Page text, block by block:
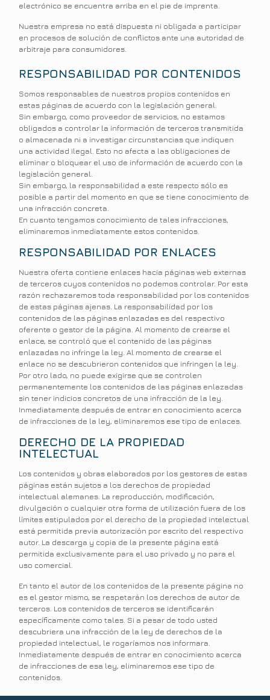
electrónico se encuentra arriba en el pie de imprenta.
Nuestra empresa no está dispuesta ni obligada a participar
en procesos de solución de conflictos ante una autoridad de
arbitraje para consumidores.
RESPONSABILIDAD POR CONTENIDOS
Somos responsables de nuestros propios contenidos en
estas páginas de acuerdo con la legislación general.
Sin embargo, como proveedor de servicios, no estamos
obligados a controlar la información de terceros transmitida
o almacenada ni a investigar circunstancias que indiquen
una actividad ilegal. Esto no afecta a las obligaciones de
eliminar o bloquear el uso de información de acuerdo con la
legislación general.
Sin embargo, la responsabilidad a este respecto sólo es
posible a partir del momento en que se tiene conocimiento de
una infracción concreta.
En cuanto tengamos conocimiento de tales infracciones,
eliminaremos inmediatamente estos contenidos.
RESPONSABILIDAD POR ENLACES
Nuestra oferta contiene enlaces hacia páginas web externas
de terceros cuyos contenidos no podemos controlar. Por esta
razón rechazaremos toda responsabilidad por los contenidos
de estas páginas ajenas. La responsabilidad por los
contenidos de las páginas enlazadas es del respectivo
oferente o gestor de la página. Al momento de crearse el
enlace, se controló que el contenido de las páginas
enlazadas no infringe la ley. Al momento de crearse el
enlace no se descubrieron contenidos que infringen la ley.
Por otro lado, no puede exigirse que se controlen
permanentemente los contenidos de las páginas enlazadas
sin tener indicios concretos de una infracción de la ley.
Inmediatamente después de entrar en conocimiento acerca
de infracciones de la ley, eliminaremos ese tipo de enlaces.
DERECHO DE LA PROPIEDAD
INTELECTUAL
Los contenidos y obras elaborados por los gestores de estas
páginas están sujetos a los derechos de propiedad
intelectual alemanes. La reproducción, modificación,
divulgación o cualquier otra forma de utilización fuera de los
límites estipulados por el derecho de la propiedad intelectual
está permitida previa autorización por escrito del respectivo
autor. La descarga y copia de la presente página está
permitida exclusivamente para el uso privado y no para el
uso comercial.
En tanto el autor de los contenidos de la presente página no
es el gestor mismo, se respetarán los derechos de autor de
terceros. Los contenidos de terceros se identificarán
específicamente como tales. Si a pesar de todo usted
descubriera una infracción de la ley de derechos de la
propiedad intelectual, le rogaríamos nos informara.
Inmediatamente después de entrar en conocimiento acerca
de infracciones de esa ley, eliminaremos ese tipo de
contenidos.